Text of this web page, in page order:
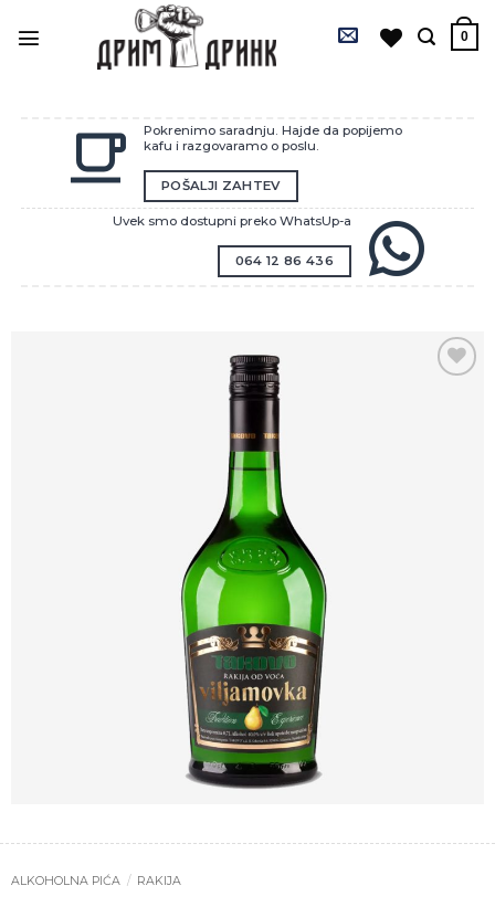
0
Pokrenimo saradnju. Hajde da popijemo
kafu i razgovaramo o poslu.
POŠALJI ZAHTEV
Uvek smo dostupni preko WhatsUp-a
064 12 86 436
ALKOHOLNA PIĆA / RAKIJA